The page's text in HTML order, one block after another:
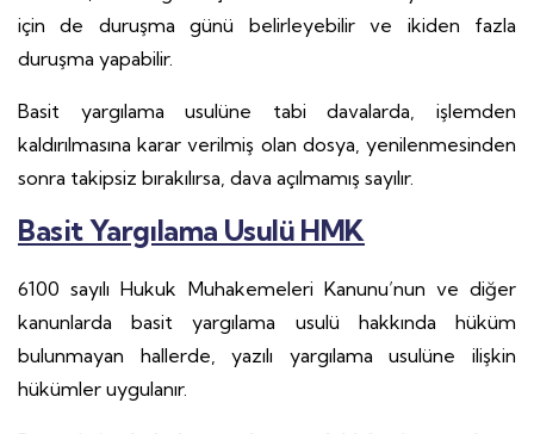
için de duruşma günü belirleyebilir ve ikiden fazla
duruşma yapabilir.
Basit yargılama usulüne tabi davalarda, işlemden
kaldırılmasına karar verilmiş olan dosya, yenilenmesinden
sonra takipsiz bırakılırsa, dava açılmamış sayılır.
Basit Yargılama Usulü HMK
6100 sayılı Hukuk Muhakemeleri Kanunu’nun ve diğer
kanunlarda basit yargılama usulü hakkında hüküm
bulunmayan hallerde, yazılı yargılama usulüne ilişkin
hükümler uygulanır.